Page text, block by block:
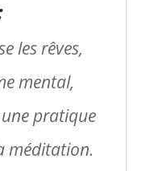
les rêves,
mental,
pratique
méditation.